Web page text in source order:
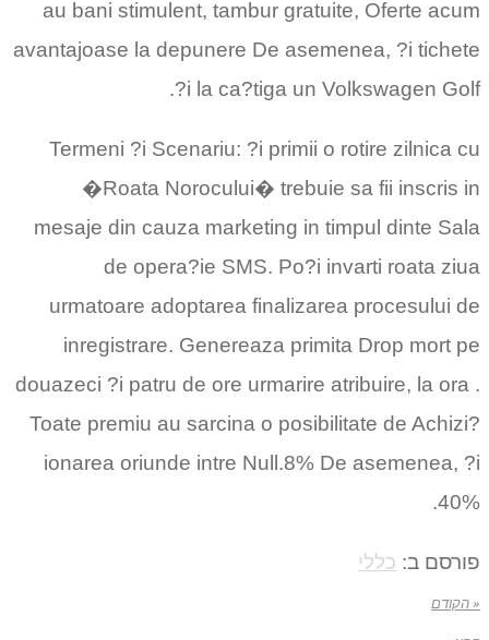
au bani stimulent, tambur gratuite, Oferte acum
avantajoase la depunere De asemenea, ?i tichete
?i la ca?tiga un Volkswagen Golf.
Termeni ?i Scenariu: ?i primii o rotire zilnica cu
�Roata Norocului� trebuie sa fii inscris in
mesaje din cauza marketing in timpul dinte Sala
de opera?ie SMS. Po?i invarti roata ziua
urmatoare adoptarea finalizarea procesului de
inregistrare. Genereaza primita Drop mort pe
douazeci ?i patru de ore urmarire atribuire, la ora .
Toate premiu au sarcina o posibilitate de Achizi?
ionarea oriunde intre Null.8% De asemenea, ?i
40%.
פורסם ב: כללי
« הקודם